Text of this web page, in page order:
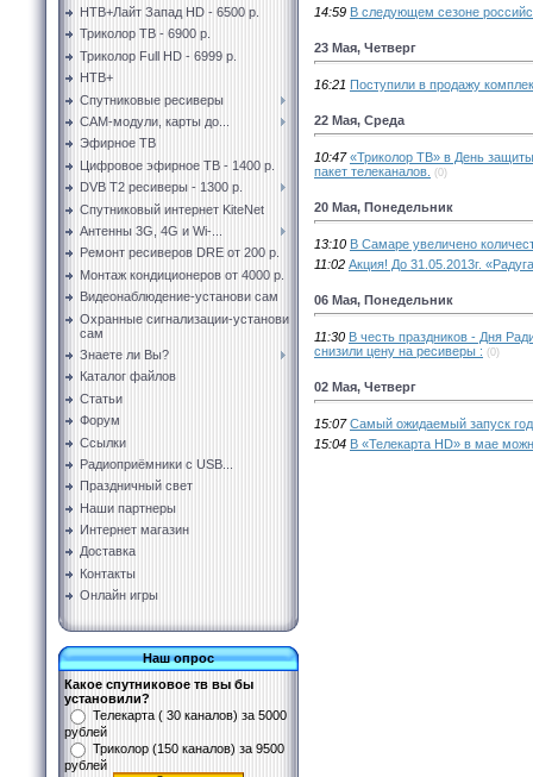
НТВ+Лайт Запад HD - 6500 р.
Триколор ТВ - 6900 р.
Триколор Full HD - 6999 р.
НТВ+
Спутниковые ресиверы
CAM-модули, карты до...
Эфирное ТВ
Цифровое эфирное ТВ - 1400 р.
DVB T2 ресиверы - 1300 р.
Спутниковый интернет KiteNet
Антенны 3G, 4G и Wi-...
Ремонт ресиверов DRE от 200 р.
Монтаж кондиционеров от 4000 р.
Видеонаблюдение-установи сам
Охранные сигнализации-установи
сам
Знаете ли Вы?
Каталог файлов
Статьи
Форум
Ссылки
Радиоприёмники с USB...
Праздничный свет
Наши партнеры
Интернет магазин
Доставка
Контакты
Онлайн игры
Наш опрос
Какое спутниковое тв вы бы
установили?
Телекарта ( 30 каналов) за 5000
рублей
Триколор (150 каналов) за 9500
рублей
14:59 В следующем сезоне
23 Мая, Четверг
16:21 Поступили в продажу
22 Мая, Среда
10:47 «Триколор ТВ» в День
пакет телеканалов. (0)
20 Мая, Понедельник
13:10 В Самаре увеличено
11:02 Акция! До 31.05.2013г.
06 Мая, Понедельник
11:30 В честь праздников - Дня
снизили цену на ресиверы : (0)
02 Мая, Четверг
15:07 Самый ожидаемый запуск
15:04 В «Телекарта HD» в мае